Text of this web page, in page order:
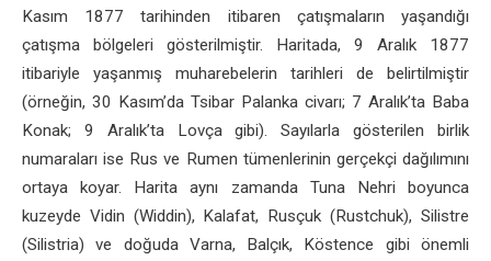
Kasım 1877 tarihinden itibaren çatışmaların yaşandığı
çatışma bölgeleri gösterilmiştir. Haritada, 9 Aralık 1877
itibariyle yaşanmış muharebelerin tarihleri de belirtilmiştir
(örneğin, 30 Kasım’da Tsibar Palanka civarı; 7 Aralık’ta Baba
Konak; 9 Aralık’ta Lovça gibi). Sayılarla gösterilen birlik
numaraları ise Rus ve Rumen tümenlerinin gerçekçi dağılımını
ortaya koyar. Harita aynı zamanda Tuna Nehri boyunca
kuzeyde Vidin (Widdin), Kalafat, Rusçuk (Rustchuk), Silistre
(Silistria) ve doğuda Varna, Balçık, Köstence gibi önemli